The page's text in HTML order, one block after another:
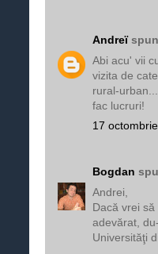
Andreï
Abi acu' vii
vizita de
rural-
fac lucruri!
17
Bogdan
Andrei,
Dacă vrei
adevărat,
Universităţi